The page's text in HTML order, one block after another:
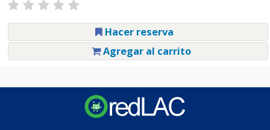
Hacer reserva
Agregar al carrito